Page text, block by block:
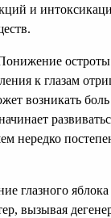
и
остроты
к глазам
возникать
нередко
глазного
вызывая